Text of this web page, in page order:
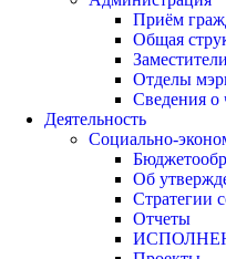
Приём
Общая
Отделы
Сведения о
Деятельность
Социально-
Об
Стратегии
Отчеты